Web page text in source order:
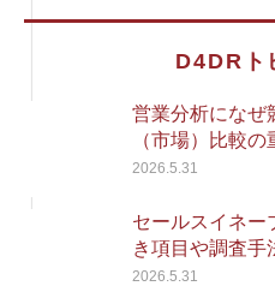
D4DRト
営業分析になぜ
（市場）比較の
2026.5.31
セールスイネー
き項目や調査手
2026.5.31